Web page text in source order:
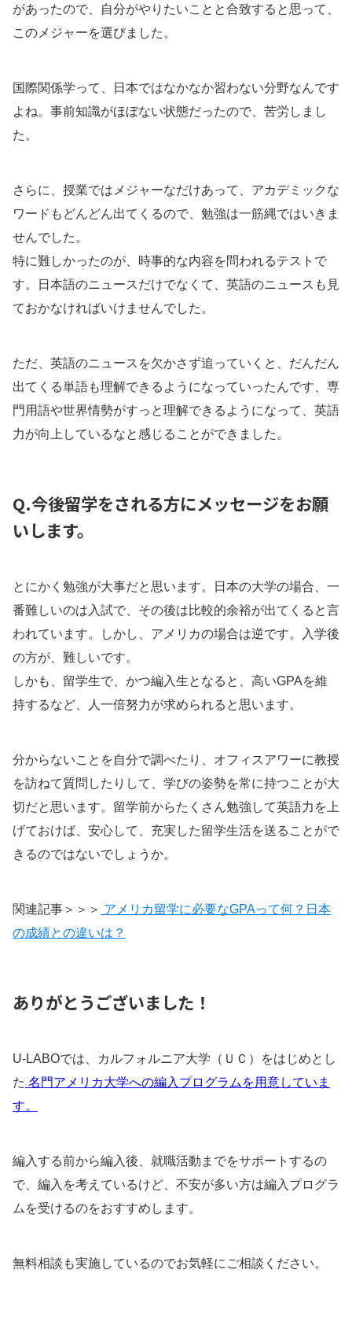
があったので、自分がやりたいことと合致すると思って、
このメジャーを選びました。
国際関係学って、日本ではなかなか習わない分野なんです
よね。事前知識がほぼない状態だったので、苦労しまし
た。
さらに、授業ではメジャーなだけあって、アカデミックな
ワードもどんどん出てくるので、勉強は一筋縄ではいきま
せんでした。
特に難しかったのが、時事的な内容を問われるテストで
す。日本語のニュースだけでなくて、英語のニュースも見
ておかなければいけませんでした。
ただ、英語のニュースを欠かさず追っていくと、だんだん
出てくる単語も理解できるようになっていったんです、専
門用語や世界情勢がすっと理解できるようになって、英語
力が向上しているなと感じることができました。
Q.今後留学をされる方にメッセージをお願
いします。
とにかく勉強が大事だと思います。日本の大学の場合、一
番難しいのは入試で、その後は比較的余裕が出てくると言
われています。しかし、アメリカの場合は逆です。入学後
の方が、難しいです。
しかも、留学生で、かつ編入生となると、高いGPAを維
持するなど、人一倍努力が求められると思います。
分からないことを自分で調べたり、オフィスアワーに教授
を訪ねて質問したりして、学びの姿勢を常に持つことが大
切だと思います。留学前からたくさん勉強して英語力を上
げておけば、安心して、充実した留学生活を送ることがで
きるのではないでしょうか。
関連記事＞＞＞ アメリカ留学に必要なGPAって何？日本
の成績との違いは？
ありがとうございました！
U-LABOでは、カルフォルニア大学（ＵＣ）をはじめとし
た 名門アメリカ大学への編入プログラムを用意していま
す。
編入する前から編入後、就職活動までをサポートするの
で、編入を考えているけど、不安が多い方は編入プログラ
ムを受けるのをおすすめします。
無料相談も実施しているのでお気軽にご相談ください。